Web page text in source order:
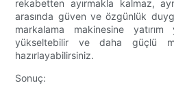
rekabetten ayırmakla kalmaz,
arasında güven ve özgünlük
markalama makinesine yatırım
yükseltebilir ve daha güçlü
hazırlayabilirsiniz.
Sonuç: